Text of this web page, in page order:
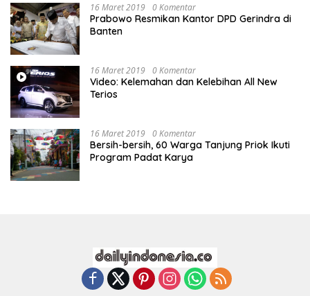
16 Maret 2019 0 Komentar
Prabowo Resmikan Kantor DPD Gerindra di
Banten
16 Maret 2019 0 Komentar
Video: Kelemahan dan Kelebihan All New
Terios
16 Maret 2019 0 Komentar
Bersih-bersih, 60 Warga Tanjung Priok Ikuti
Program Padat Karya